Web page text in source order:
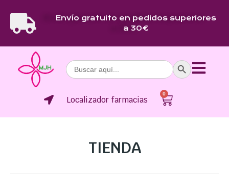
Envío gratuito en pedidos superiores
a 30€
Buscar: Botón de
Localizador farmacias
0
TIENDA